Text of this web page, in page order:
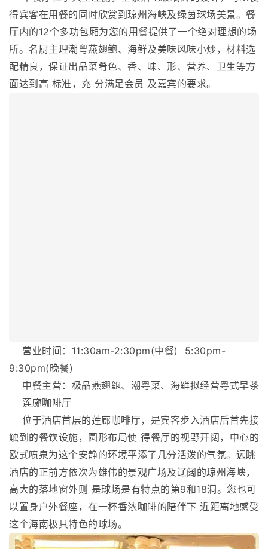
得宾客在用餐的同时欣赏到琼州海峡及绿茵球场美景。餐
厅内的12个多功包厢为您的用餐提供了一个绝对理想的场
所。名厨主理潮粤燕翅鲍、海鲜及美味风味小炒，材料选
配精良，保证出品菜肴色、香、味、形、营养、卫生等方
面达到高 标准，充 分满足会员 及嘉宾的要求。
营业时间：11:30am-2:30pm(中餐) 5:30pm-
9:30pm(晚餐)
中餐主营：极品燕翅鲍、潮粤菜、海鲜拟经营粤式早茶
莲廊咖啡厅
位于酒店首层的莲廊咖啡厅，是宾客步入酒店后首先接
触到的餐饮设施，圆形布局使 得餐厅的视野开阔，中心的
欧式喷泉为这个安静的环境平添了几分活泼的气氛。远眺
酒店的正前方依次为雄伟的景观广场及辽阔的琼州海峡，
高大的落地窗外则 是球场是有特点的第9和18洞。您也可
以置身户外餐座，在一杯香浓咖啡的陪伴下 近距离地感受
这个海南极具特色的球场。